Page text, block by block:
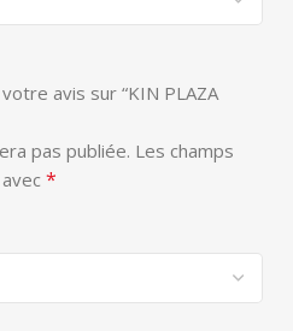
avis sur “KIN PLAZA
pas publiée. Les champs
*